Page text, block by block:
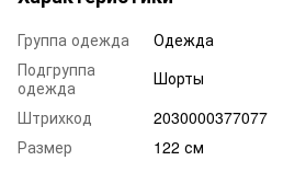
Группа одежда
Одежда
Подгруппа
одежда
Шорты
Штрихкод
2030000377077
Размер
122 см